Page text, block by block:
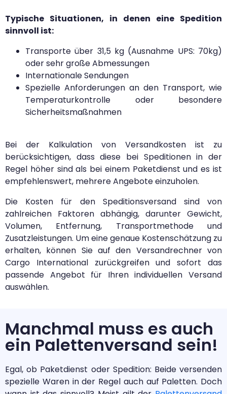
Typische Situationen, in denen eine Spedition
sinnvoll ist:
Transporte über 31,5 kg (Ausnahme UPS: 70kg)
oder sehr große Abmessungen
Internationale Sendungen
Spezielle Anforderungen an den Transport, wie
Temperaturkontrolle oder besondere
Sicherheitsmaßnahmen
Bei der Kalkulation von Versandkosten ist zu
berücksichtigen, dass diese bei Speditionen in der
Regel höher sind als bei einem Paketdienst und es ist
empfehlenswert, mehrere Angebote einzuholen.
Die Kosten für den Speditionsversand sind von
zahlreichen Faktoren abhängig, darunter Gewicht,
Volumen, Entfernung, Transportmethode und
Zusatzleistungen. Um eine genaue Kostenschätzung zu
erhalten, können Sie auf den Versandrechner von
Cargo International zurückgreifen und sofort das
passende Angebot für Ihren individuellen Versand
auswählen.
Manchmal muss es auch
ein Palettenversand sein!
Egal, ob Paketdienst oder Spedition: Beide versenden
spezielle Waren in der Regel auch auf Paletten. Doch